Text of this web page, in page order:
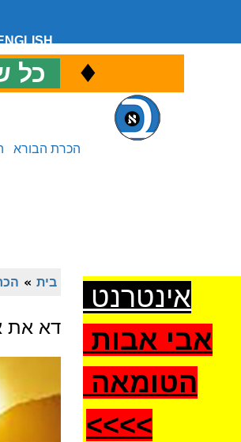
♦ כל
הכרת הבורא
בית »
דא את
אינטרנט
אבי אבות
הטומאה
>>>
>